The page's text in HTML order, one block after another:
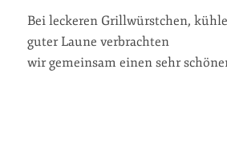
Bei leckeren Grillwürstchen,
guter Laune verbrachten
wir gemeinsam einen sehr